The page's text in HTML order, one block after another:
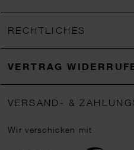
RECHTLICHES
VERTRAG
VERSAND- &
Wir verschicken mit